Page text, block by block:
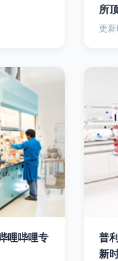
所
更
哩哔哩专
普
新